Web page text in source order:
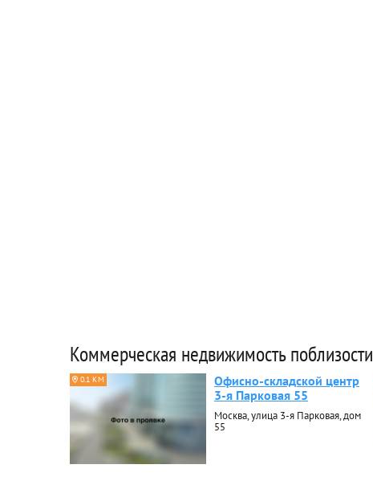
Коммерческая недвижимость поблизости
0.1 КМ
Офисно-складской центр
3-я Парковая 55
Москва, улица 3-я Парковая, дом
55